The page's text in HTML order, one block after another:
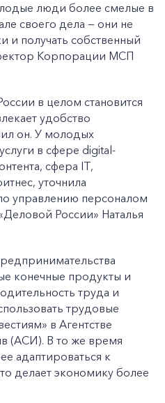
люди более смелые в
своего дела — они не
и получать собственный
Корпорации МСП
в целом становится
удобство
он. У молодых
в сфере digital-
сфера IT,
уточнила
управлению персоналом
России» Наталья
конечные продукты и
труда и
трудовые
в Агентстве
(АСИ). В то же время
адаптироваться к
делает экономику более